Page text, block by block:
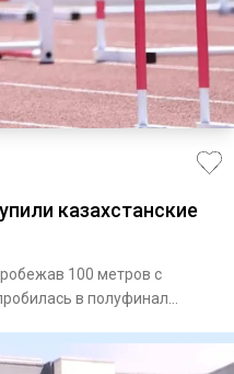
казахстанские
100 метров с
в полуфинал